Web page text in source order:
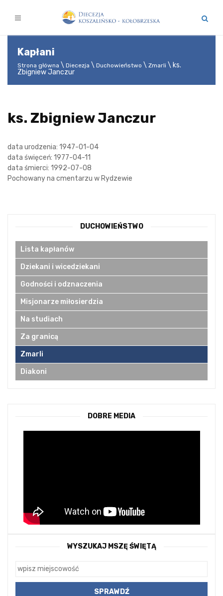
Kapłani
Strona główna Diecezja Duchowieństwo Zmarli
ks.
Zbigniew Janczur
ks. Zbigniew Janczur
data urodzenia: 1947-01-04
data święceń: 1977-04-11
data śmierci: 1992-07-08
Pochowany na cmentarzu w Rydzewie
DUCHOWIEŃSTWO
Lista kapłanów
Dziekani i wicedziekani
Godności i odznaczenia
Misjonarze miłosierdzia
Na studiach
Za granicą
Zmarli
Diakoni
DOBRE MEDIA
WYSZUKAJ MSZĘ ŚWIĘTĄ